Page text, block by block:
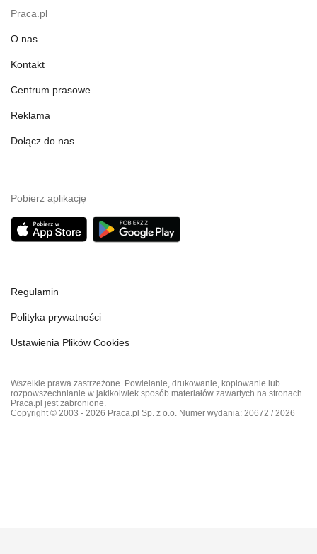
Praca.pl
O nas
Kontakt
Centrum prasowe
Reklama
Dołącz do nas
Pobierz aplikację
Regulamin
Polityka prywatności
Ustawienia Plików Cookies
Wszelkie prawa zastrzeżone. Powielanie, drukowanie, kopiowanie lub
rozpowszechnianie w jakikolwiek sposób materiałów zawartych na stronach
Praca.pl jest zabronione.
Copyright © 2003 - 2026 Praca.pl Sp. z o.o. Numer wydania: 20672 / 2026